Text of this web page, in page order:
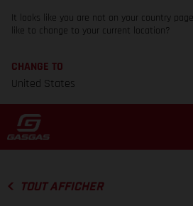
It looks like you are not on your country
like to change to your current location?
CHANGE TO
United States
TOUT AFFICHER